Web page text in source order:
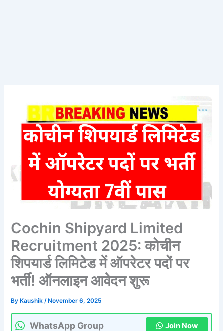
Cochin Shipyard Limited
Recruitment 2025: कोचीन
शिपयार्ड लिमिटेड में ऑपरेटर पदों पर
भर्ती! ऑनलाइन आवेदन शुरू
By Kaushik/ November 6, 2025
WhatsApp Group Join Now